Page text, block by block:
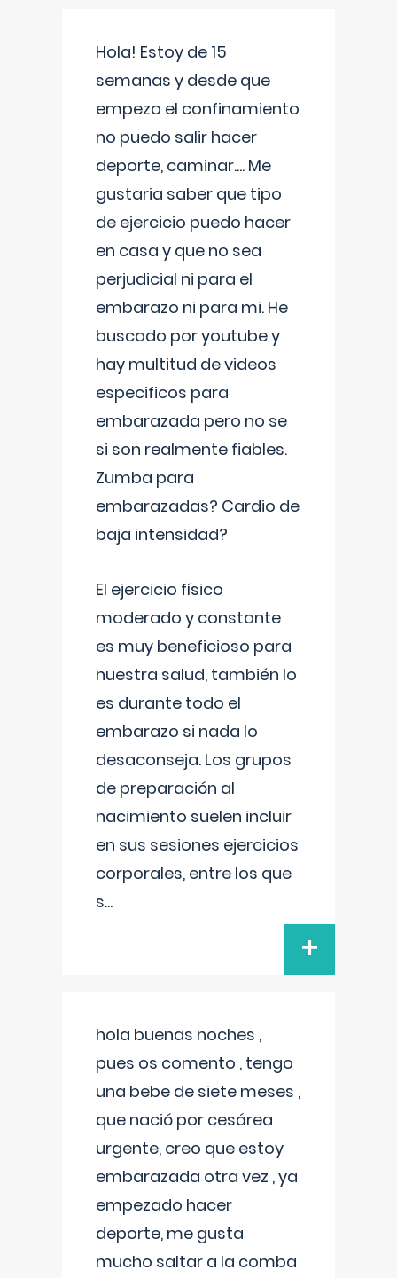
Hola! Estoy de 15
semanas y desde que
empezo el confinamiento
no puedo salir hacer
deporte, caminar.... Me
gustaria saber que tipo
de ejercicio puedo hacer
en casa y que no sea
perjudicial ni para el
embarazo ni para mi. He
buscado por youtube y
hay multitud de videos
especificos para
embarazada pero no se
si son realmente fiables.
Zumba para
embarazadas? Cardio de
baja intensidad?
El ejercicio físico
moderado y constante
es muy beneficioso para
nuestra salud, también lo
es durante todo el
embarazo si nada lo
desaconseja. Los grupos
de preparación al
nacimiento suelen incluir
en sus sesiones ejercicios
corporales, entre los que
s...
+
hola buenas noches ,
pues os comento , tengo
una bebe de siete meses ,
que nació por cesárea
urgente, creo que estoy
embarazada otra vez , ya
empezado hacer
deporte, me gusta
mucho saltar a la comba